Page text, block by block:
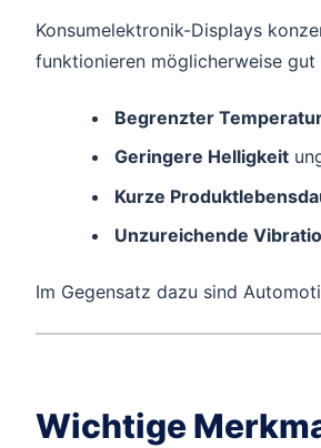
Konsumelektronik-Displays
funktionieren möglicherweise
Begrenzter
Geringere Helligkeit
Kurze
Unzureichende
Im Gegensatz dazu sind
Wichtige